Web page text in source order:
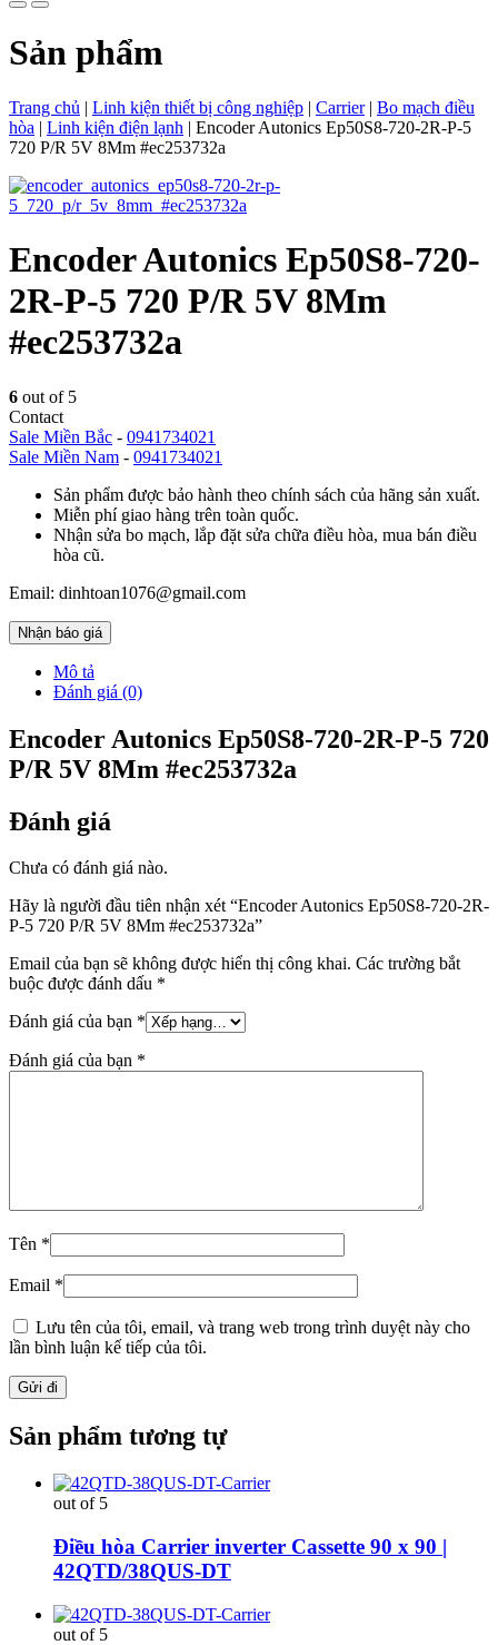
Sản phẩm
Trang chủ | Linh kiện thiết bị công nghiệp | Carrier| Bo mạch điều
hòa | Linh kiện điện lạnh | Encoder Autonics Ep50S8-720-2R-P-5
720 P/R 5V 8Mm #ec253732a
Encoder Autonics Ep50S8-720-
2R-P-5 720 P/R 5V 8Mm
#ec253732a
6 out of 5
Contact
Sale Miền Bắc - 0941734021
Sale Miền Nam - 0941734021
Sản phẩm được bảo hành theo chính sách của hãng sản xuất.
Miễn phí giao hàng trên toàn quốc.
Nhận sửa bo mạch, lắp đặt sửa chữa điều hòa, mua bán điều
hòa cũ.
Email: dinhtoan1076@gmail.com
Nhận báo giá
Mô tả
Đánh giá (0)
Encoder Autonics Ep50S8-720-2R-P-5 720
P/R 5V 8Mm #ec253732a
Đánh giá
Chưa có đánh giá nào.
Hãy là người đầu tiên nhận xét “Encoder Autonics Ep50S8-720-2R-
P-5 720 P/R 5V 8Mm #ec253732a”
Email của bạn sẽ không được hiển thị công khai. Các trường bắt
buộc được đánh dấu *
Đánh giá của bạn *
Đánh giá của bạn *
Tên *
Email *
Lưu tên của tôi, email, và trang web trong trình duyệt này cho
lần bình luận kế tiếp của tôi.
Sản phẩm tương tự
out of 5
Điều hòa Carrier inverter Cassette 90 x 90 |
42QTD/38QUS-DT
out of 5